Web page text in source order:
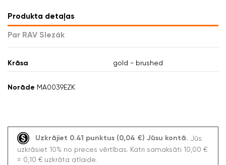
Produkta detaļas
Par RAV Slezák
Krāsa gold - brushed
Norāde MA0039EZK
Uzkrājiet 0.41 punktus (0,04 €) Jūsu kontā. Jūs
uzkrāsiet 10% no preces vērtības. Katri samaksāti 10,00 €
= 0,10 € uzkrāta atlaide.